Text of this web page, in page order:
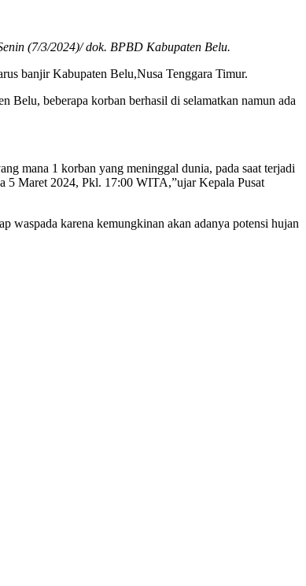
(7/3/2024)/ dok. BPBD Kabupaten Belu.
banjir Kabupaten Belu,Nusa Tenggara Timur.
Belu, beberapa korban berhasil di selamatkan namun ada
mana 1 korban yang meninggal dunia, pada saat terjadi
5 Maret 2024, Pkl. 17:00 WITA,”ujar Kepala Pusat
waspada karena kemungkinan akan adanya potensi hujan